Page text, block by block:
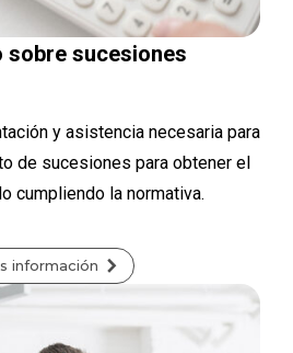
sobre sucesiones
y asistencia necesaria para
de sucesiones para obtener el
cumpliendo la normativa.
información